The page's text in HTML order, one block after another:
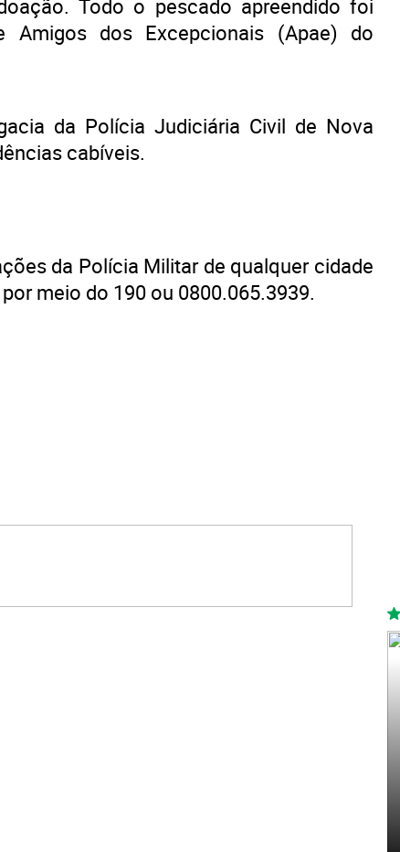
Todo o pescado apreendido foi
dos Excepcionais (Apae) do
da Polícia Judiciária Civil de Nova
cabíveis.
da Polícia Militar de qualquer cidade
meio do 190 ou 0800.065.3939.